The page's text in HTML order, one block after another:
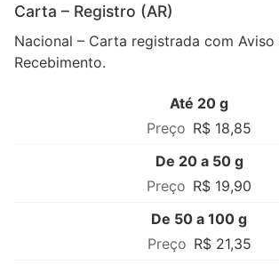
Carta – Registro (AR)
Nacional – Carta registrada com Aviso
Recebimento.
Até 20 g
R$ 18,85
De 20 a 50 g
R$ 19,90
De 50 a 100 g
R$ 21,35